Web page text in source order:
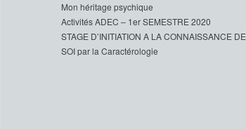
Mon héritage psychique
Activités ADEC – 1er SEMESTRE 2020
STAGE D’INITIATION A LA CONNAISSANCE DE
SOI par la Caractérologie